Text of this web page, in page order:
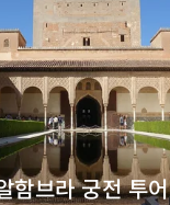
함브라 궁전 투어